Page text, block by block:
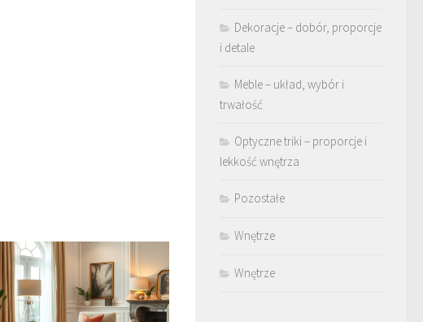
Dekoracje – dobór, proporcje
i detale
Meble – układ, wybór i
trwałość
Optyczne triki – proporcje i
lekkość wnętrza
Pozostałe
Wnętrze
Wnętrze